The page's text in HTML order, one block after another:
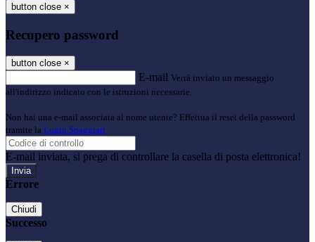
button close ×
Recupero password
button close ×
E-mail Verrà inviato un messaggio
all'indirizzo indicato con le istruzioni necessarie.
Non hai una e-mail associata al nome utente? Effettua il reset della password
tramite la Login Spaggiari
E-mail inviata, si prega di controllare la casella di posta elettronica!
Errore
Chiudi
Successo